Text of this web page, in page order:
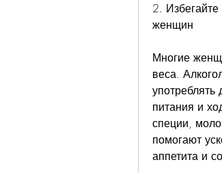
2.
женщин
Многие
веса.
употреблять
питания и
специи,
помогают
аппетита и